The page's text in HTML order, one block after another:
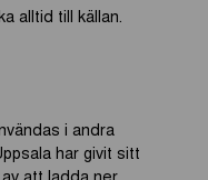
alltid till källan.
i andra
har givit sitt
att ladda ner